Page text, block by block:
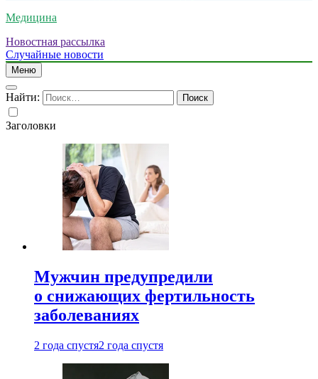
Медицина
Новостная рассылка
Случайные новости
Меню
Найти:
Заголовки
Мужчин предупредили
о снижающих фертильность
заболеваниях
2 года спустя2 года спустя